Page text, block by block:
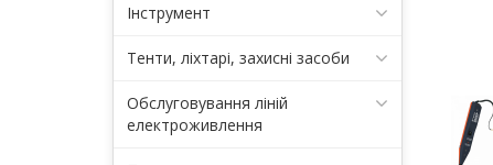
Інструмент
Тенти, ліхтарі, захисні засоби
Обслуговування ліній
електроживлення